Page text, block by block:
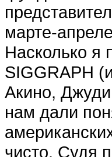
марте-
Насколько я
SIGGRAPH
Акино,
нам дали
чисто. Судя